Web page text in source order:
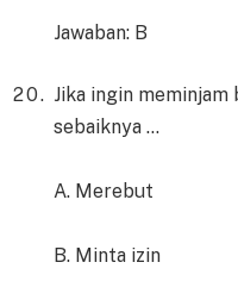
Jawaban: B
Jika ingin
sebaiknya …
A. Merebut
B. Minta izin